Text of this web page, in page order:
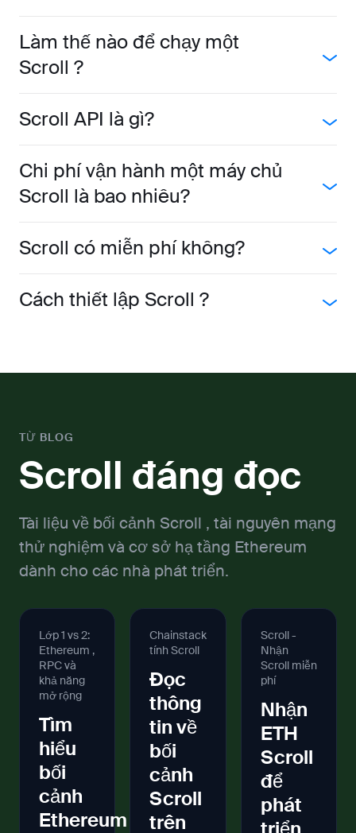
Làm thế nào để chạy một
Scroll ?
Scroll API là gì?
Chi phí vận hành một máy chủ
Scroll là bao nhiêu?
Scroll có miễn phí không?
Cách thiết lập Scroll ?
TỪ BLOG
Scroll đáng đọc
Tài liệu về bối cảnh Scroll , tài nguyên mạng
thử nghiệm và cơ sở hạ tầng Ethereum
dành cho các nhà phát triển.
Lớp 1 vs 2:
Ethereum ,
RPC và
khả năng
mở rộng
Tìm
hiểu
bối
cảnh
Ethereum
Chainstack
tính Scroll
Đọc
thông
tin về
bối
cảnh
Scroll
trên
Scroll -
Nhận
Scroll miễn
phí
Nhận
ETH
Scroll
để
phát